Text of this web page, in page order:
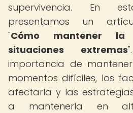
supervivencia. En
presentamos un
"Cómo mantener la
situaciones extremas
importancia de
momentos difíciles, los
afectarla y las
a mantenerla en